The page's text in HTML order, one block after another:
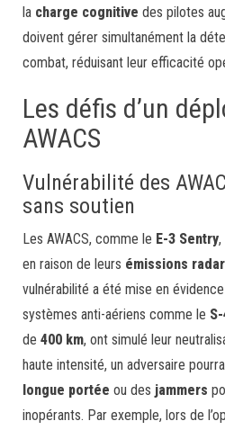
la charge cognitive des pilotes
doivent gérer simultanément la
combat, réduisant leur efficacité
Les défis d’un
AWACS
Vulnérabilité des
sans soutien
Les AWACS, comme le E-3 Sentry,
en raison de leurs émissions
vulnérabilité a été mise en
systèmes anti-aériens comme le
de 400 km, ont simulé leur
haute intensité, un adversaire
longue portée ou des jammers
inopérants. Par exemple, lors de